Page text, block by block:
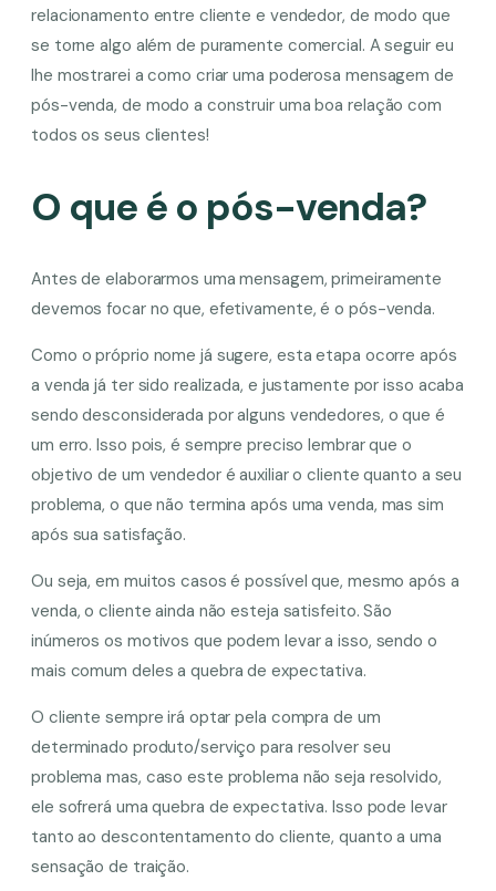
relacionamento entre cliente e vendedor, de modo que
se torne algo além de puramente comercial. A seguir eu
lhe mostrarei a como criar uma poderosa mensagem de
pós-venda, de modo a construir uma boa relação com
todos os seus clientes!
O que é o pós-venda?
Antes de elaborarmos uma mensagem, primeiramente
devemos focar no que, efetivamente, é o pós-venda.
Como o próprio nome já sugere, esta etapa ocorre após
a venda já ter sido realizada, e justamente por isso acaba
sendo desconsiderada por alguns vendedores, o que é
um erro. Isso pois, é sempre preciso lembrar que o
objetivo de um vendedor é auxiliar o cliente quanto a seu
problema, o que não termina após uma venda, mas sim
após sua satisfação.
Ou seja, em muitos casos é possível que, mesmo após a
venda, o cliente ainda não esteja satisfeito. São
inúmeros os motivos que podem levar a isso, sendo o
mais comum deles a quebra de expectativa.
O cliente sempre irá optar pela compra de um
determinado produto/serviço para resolver seu
problema mas, caso este problema não seja resolvido,
ele sofrerá uma quebra de expectativa. Isso pode levar
tanto ao descontentamento do cliente, quanto a uma
sensação de traição.